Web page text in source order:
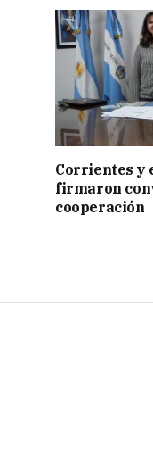
Corrientes y
firmaron
cooperación